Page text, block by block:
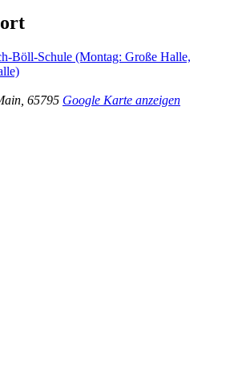
Böll-Schule (Montag: Große Halle,
65795 Google Karte anzeigen